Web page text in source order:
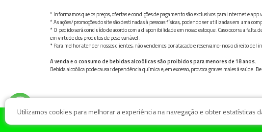
* Informamos que os preços, ofertas e condições de pagamento são exclusivos para internet e
* As ações/promoções do site são destinadas à pessoas físicas, podendo ser utilizadas em uma
* O pedido será concluído de acordo com a disponibilidade em nosso estoque. Caso ocorra a
em virtude dos produtos de peso variável.
* Para melhor atender nossos clientes, não vendemos por atacado e reservamo-nos o direito de
A venda e o consumo de bebidas alcoólicas são proibidos para menores de 18 anos.
Bebida alcoólica pode causar dependência química e, em excesso, provoca graves males à saúde.
Utilizamos cookies para melhorar a experiência na navegação e obter estatísticas